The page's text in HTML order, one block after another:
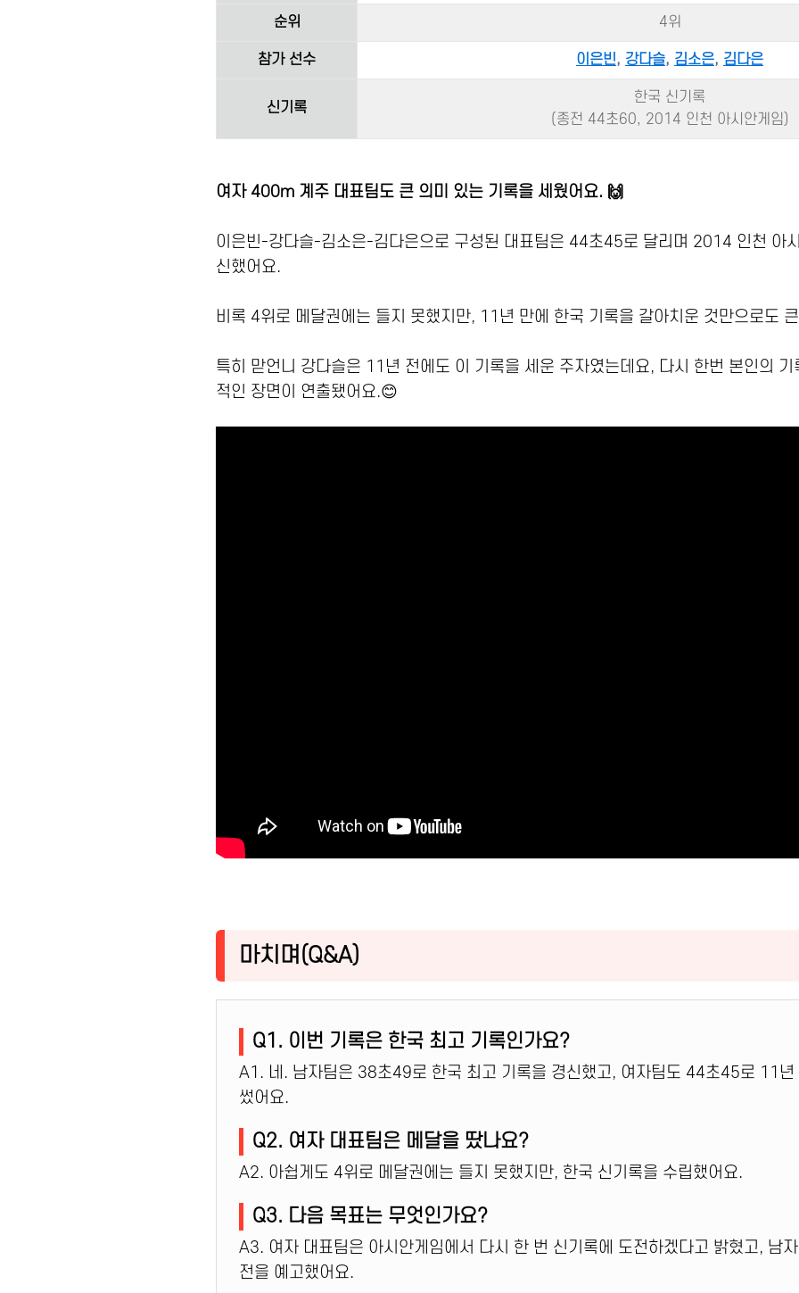
순위 4위
참가 선수 이은빈, 강다슬, 김소은, 김다은
신기록
한국 신기록
(종전 44초60, 2014 인천 아시안게임)
여자 400m 계주 대표팀도 큰 의미 있는 기록을 세웠어요. 🙌
이은빈-강다슬-김소은-김다은으로 구성된 대표팀은 44초45로 달리며 2014 인천 아
신했어요.
비록 4위로 메달권에는 들지 못했지만, 11년 만에 한국 기록을 갈아치운 것만으로도
특히 맏언니 강다슬은 11년 전에도 이 기록을 세운 주자였는데요, 다시 한번 본인의
적인 장면이 연출됐어요.😊
마치며(Q&A)
Q1. 이번 기록은 한국 최고 기록인가요?
A1. 네. 남자팀은 38초49로 한국 최고 기록을 경신했고, 여자팀도 44초45로 11년
썼어요.
Q2. 여자 대표팀은 메달을 땄나요?
A2. 아쉽게도 4위로 메달권에는 들지 못했지만, 한국 신기록을 수립했어요.
Q3. 다음 목표는 무엇인가요?
A3. 여자 대표팀은 아시안게임에서 다시 한 번 신기록에 도전하겠다고 밝혔고, 남
전을 예고했어요.